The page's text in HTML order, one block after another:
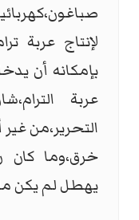
لإنتاج عربة
بإمكانه أن
عربة
التحرير،من
خرق،وما كان
يهطل لم يكن